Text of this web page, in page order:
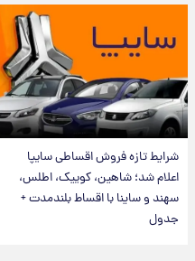
شرایط تازه فروش اقساطی سایپا
اعلام شد؛ شاهین، کوییک، اطلس،
سهند و ساینا با اقساط بلندمدت +
جدول